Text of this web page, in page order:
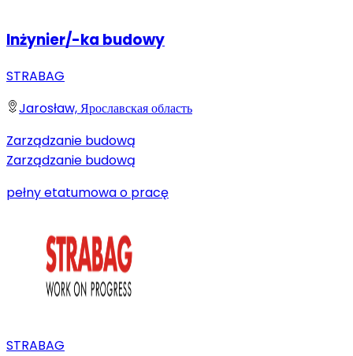
Inżynier/-ka budowy
STRABAG
Jarosław, Ярославская область
Zarządzanie budową
Zarządzanie budową
pełny etatumowa o pracę
STRABAG